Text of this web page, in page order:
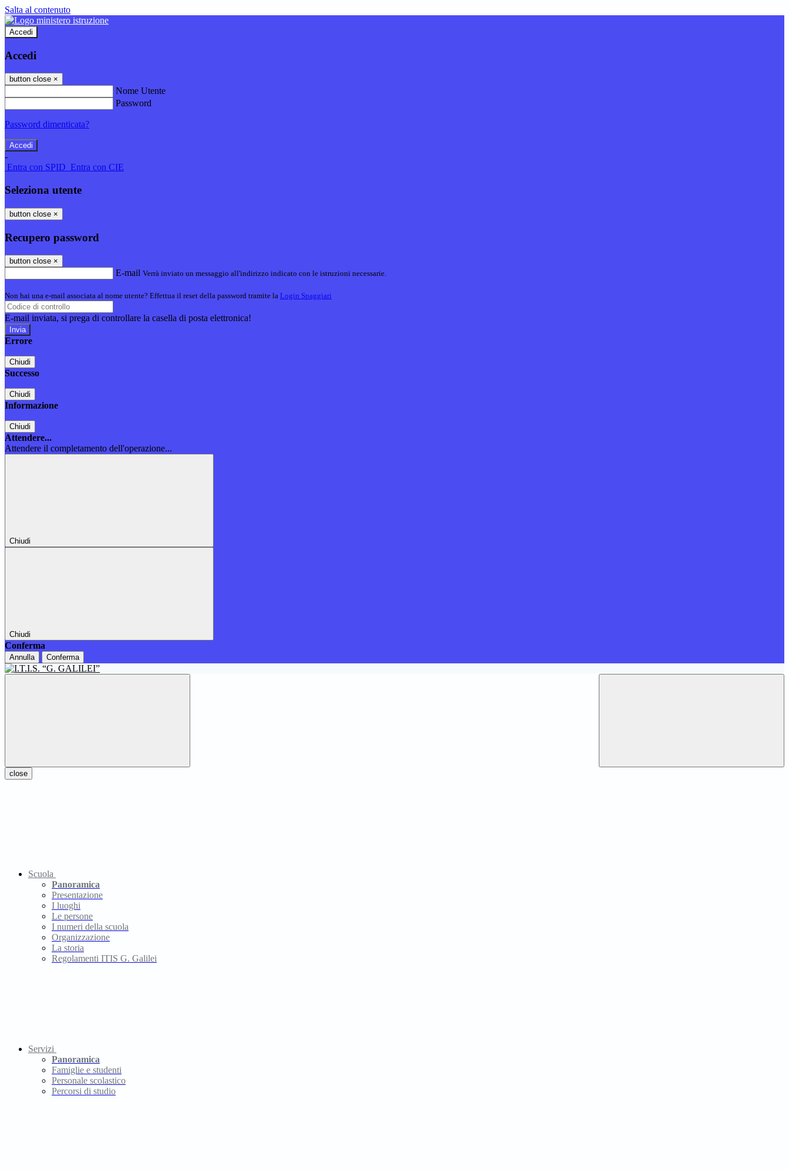
Salta al contenuto
Accedi
Accedi
button close ×
Nome Utente
Password
Password dimenticata?
-
Entra con SPID Entra con CIE
Seleziona utente
button close ×
Recupero password
button close ×
E-mail Verrà inviato un messaggio all'indirizzo indicato con le istruzioni necessarie.
Non hai una e-mail associata al nome utente? Effettua il reset della password tramite la Login Spaggiari
E-mail inviata, si prega di controllare la casella di posta elettronica!
Errore
Chiudi
Successo
Chiudi
Informazione
Chiudi
Attendere...
Attendere il completamento dell'operazione...
Chiudi
Chiudi
Conferma
Annulla Conferma
close
Scuola
Panoramica
Presentazione
I luoghi
Le persone
I numeri della scuola
Organizzazione
La storia
Regolamenti ITIS G. Galilei
Servizi
Panoramica
Famiglie e studenti
Personale scolastico
Percorsi di studio